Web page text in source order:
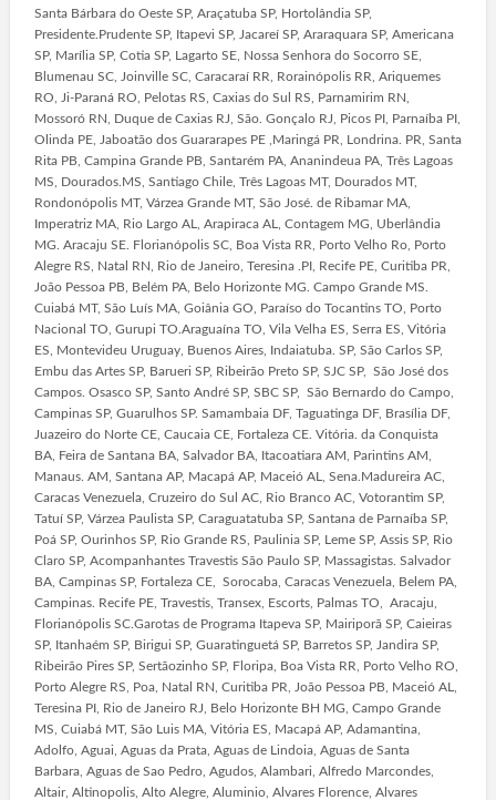
Santa Bárbara do Oeste SP, Araçatuba SP, Hortolândia SP,
Presidente.Prudente SP, Itapevi SP, Jacareí SP, Araraquara SP, Americana
SP, Marília SP, Cotia SP, Lagarto SE, Nossa Senhora do Socorro SE,
Blumenau SC, Joinville SC, Caracaraí RR, Rorainópolis RR, Ariquemes
RO, Ji-Paraná RO, Pelotas RS, Caxias do Sul RS, Parnamirim RN,
Mossoró RN, Duque de Caxias RJ, São. Gonçalo RJ, Picos PI, Parnaíba PI,
Olinda PE, Jaboatão dos Guararapes PE ,Maringá PR, Londrina. PR, Santa
Rita PB, Campina Grande PB, Santarém PA, Ananindeua PA, Três Lagoas
MS, Dourados.MS, Santiago Chile, Três Lagoas MT, Dourados MT,
Rondonópolis MT, Várzea Grande MT, São José. de Ribamar MA,
Imperatriz MA, Rio Largo AL, Arapiraca AL, Contagem MG, Uberlândia
MG. Aracaju SE. Florianópolis SC, Boa Vista RR, Porto Velho Ro, Porto
Alegre RS, Natal RN, Rio de Janeiro, Teresina .PI, Recife PE, Curitiba PR,
João Pessoa PB, Belém PA, Belo Horizonte MG. Campo Grande MS.
Cuiabá MT, São Luís MA, Goiânia GO, Paraíso do Tocantins TO, Porto
Nacional TO, Gurupi TO.Araguaína TO, Vila Velha ES, Serra ES, Vitória
ES, Montevideu Uruguay, Buenos Aires, Indaiatuba. SP, São Carlos SP,
Embu das Artes SP, Barueri SP, Ribeirão Preto SP, SJC SP, São José dos
Campos. Osasco SP, Santo André SP, SBC SP, São Bernardo do Campo,
Campinas SP, Guarulhos SP. Samambaia DF, Taguatinga DF, Brasília DF,
Juazeiro do Norte CE, Caucaia CE, Fortaleza CE. Vitória. da Conquista
BA, Feira de Santana BA, Salvador BA, Itacoatiara AM, Parintins AM,
Manaus. AM, Santana AP, Macapá AP, Maceió AL, Sena.Madureira AC,
Caracas Venezuela, Cruzeiro do Sul AC, Rio Branco AC, Votorantim SP,
Tatuí SP, Várzea Paulista SP, Caraguatatuba SP, Santana de Parnaíba SP,
Poá SP, Ourinhos SP, Rio Grande RS, Paulinia SP, Leme SP, Assis SP, Rio
Claro SP, Acompanhantes Travestis São Paulo SP, Massagistas. Salvador
BA, Campinas SP, Fortaleza CE, Sorocaba, Caracas Venezuela, Belem PA,
Campinas. Recife PE, Travestis, Transex, Escorts, Palmas TO, Aracaju,
Florianópolis SC.Garotas de Programa Itapeva SP, Mairiporã SP, Caieiras
SP, Itanhaém SP, Birigui SP, Guaratinguetá SP, Barretos SP, Jandira SP,
Ribeirão Pires SP, Sertãozinho SP, Floripa, Boa Vista RR, Porto Velho RO,
Porto Alegre RS, Poa, Natal RN, Curitiba PR, João Pessoa PB, Maceió AL,
Teresina PI, Rio de Janeiro RJ, Belo Horizonte BH MG, Campo Grande
MS, Cuiabá MT, São Luis MA, Vitória ES, Macapá AP, Adamantina,
Adolfo, Aguai, Aguas da Prata, Aguas de Lindoia, Aguas de Santa
Barbara, Aguas de Sao Pedro, Agudos, Alambari, Alfredo Marcondes,
Altair, Altinopolis, Alto Alegre, Aluminio, Alvares Florence, Alvares